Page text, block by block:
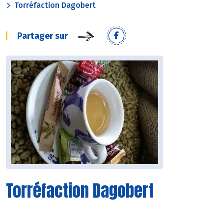
Torréfaction Dagobert
Partager sur
Torréfaction Dagobert